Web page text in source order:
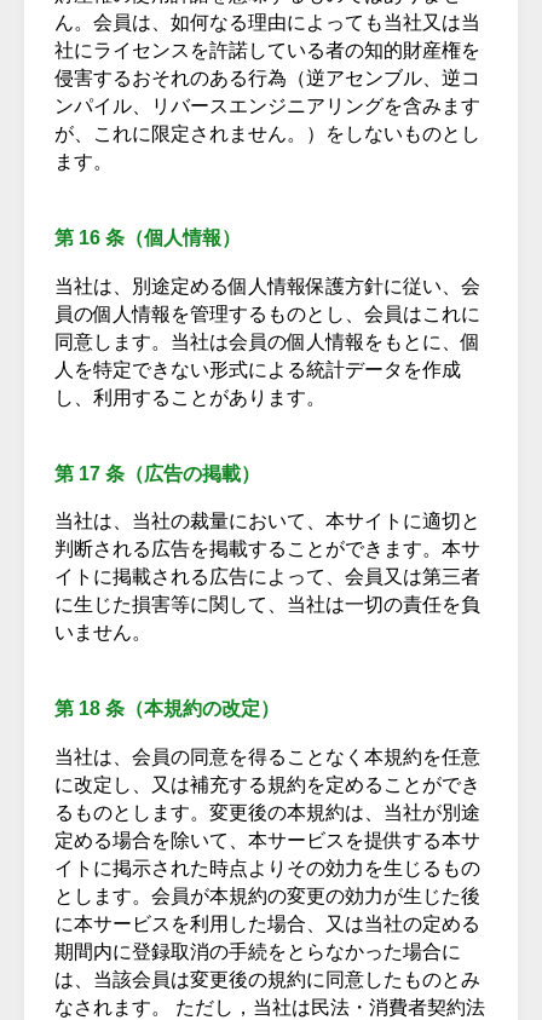
ん。会員は、如何なる理由によっても当社又は当
社にライセンスを許諾している者の知的財産権を
侵害するおそれのある行為（逆アセンブル、逆コ
ンパイル、リバースエンジニアリングを含みます
が、これに限定されません。）をしないものとし
ます。
第 16 条（個人情報）
当社は、別途定める個人情報保護方針に従い、会
員の個人情報を管理するものとし、会員はこれに
同意します。当社は会員の個人情報をもとに、個
人を特定できない形式による統計データを作成
し、利用することがあります。
第 17 条（広告の掲載）
当社は、当社の裁量において、本サイトに適切と
判断される広告を掲載することができます。本サ
イトに掲載される広告によって、会員又は第三者
に生じた損害等に関して、当社は一切の責任を負
いません。
第 18 条（本規約の改定）
当社は、会員の同意を得ることなく本規約を任意
に改定し、又は補充する規約を定めることができ
るものとします。変更後の本規約は、当社が別途
定める場合を除いて、本サービスを提供する本サ
イトに掲示された時点よりその効力を生じるもの
とします。会員が本規約の変更の効力が生じた後
に本サービスを利用した場合、又は当社の定める
期間内に登録取消の手続をとらなかった場合に
は、当該会員は変更後の規約に同意したものとみ
なされます。 ただし，当社は民法・消費者契約法